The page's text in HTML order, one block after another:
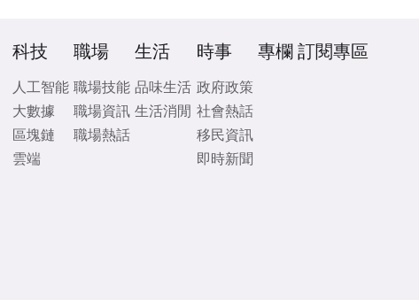
科技
人工智能
大數據
區塊鏈
雲端
職場
職場技能
職場資訊
職場熱話
生活
品味生活
生活消閒
時事
政府政策
社會熱話
移民資訊
即時新聞
專欄 訂閱專區